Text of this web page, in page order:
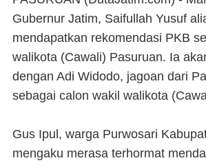
Gubernur Jatim, Saifullah Yusuf
mendapatkan rekomendasi PKB
walikota (Cawali) Pasuruan. Ia
dengan Adi Widodo, jagoan dari
sebagai calon wakil walikota
Gus Ipul, warga Purwosari
mengaku merasa terhormat